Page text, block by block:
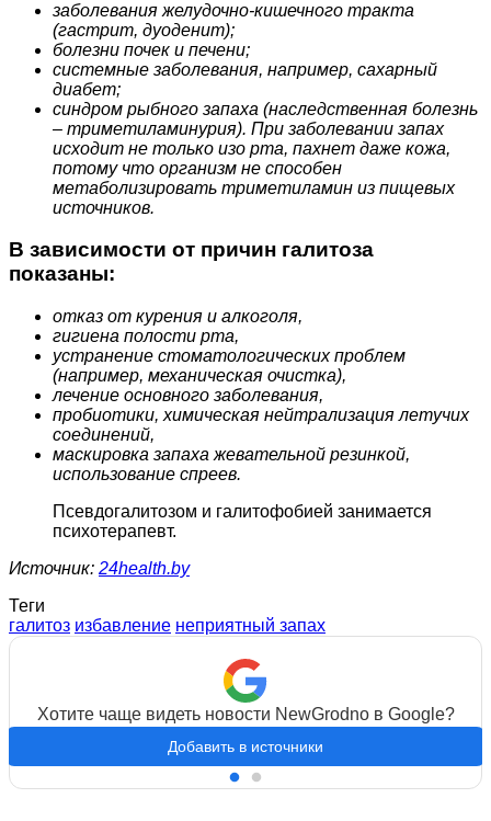
заболевания желудочно-кишечного тракта
(гастрит, дуоденит);
болезни почек и печени;
системные заболевания, например, сахарный
диабет;
синдром рыбного запаха (наследственная болезнь
– триметиламинурия). При заболевании запах
исходит не только изо рта, пахнет даже кожа,
потому что организм не способен
метаболизировать триметиламин из пищевых
источников.
В зависимости от причин галитоза
показаны:
отказ от курения и алкоголя,
гигиена полости рта,
устранение стоматологических проблем
(например, механическая очистка),
лечение основного заболевания,
пробиотики, химическая нейтрализация летучих
соединений,
маскировка запаха жевательной резинкой,
использование спреев.
Псевдогалитозом и галитофобией занимается
психотерапевт.
Источник: 24health.by
Теги
галитоз избавление неприятный запах
Хотите чаще видеть новости NewGrodno в Google?
Добавить в источники